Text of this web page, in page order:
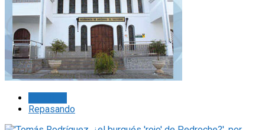
Repasando